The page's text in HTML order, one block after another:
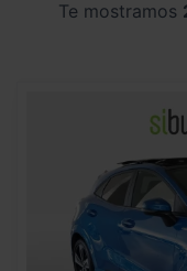
Te mostramos